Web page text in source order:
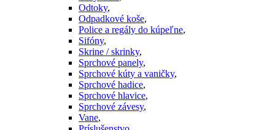
Odtoky,
Odpadkové koše,
Police a regály do kúpeľne,
Sifóny,
Skrine / skrinky,
Sprchové panely,
Sprchové kúty a vaničky,
Sprchové hadice,
Sprchové hlavice,
Sprchové závesy,
Vane,